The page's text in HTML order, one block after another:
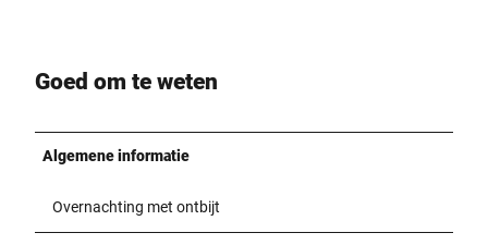
Goed om te weten
Algemene informatie
Overnachting met ontbijt